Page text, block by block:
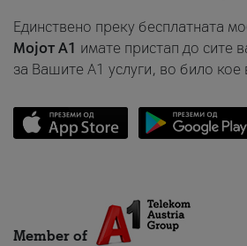
Единствено преку бесплатната
Мојот A1 имате пристап до сите
за Вашите A1 услуги, во било кое
Member of